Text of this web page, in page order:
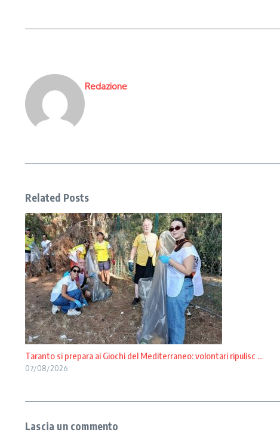
Redazione
Related Posts
Taranto si prepara ai Giochi del Mediterraneo: volontari ripulisc ...
07/08/2026
Lascia un commento